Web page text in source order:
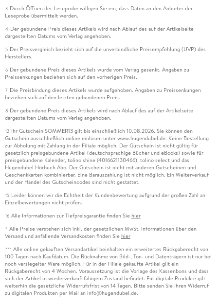
3 Durch Öffnen der Leseprobe willigen Sie ein, dass Daten an den Anbieter der
Leseprobe übermittelt werden.
4 Der gebundene Preis dieses Artikels wird nach Ablauf des auf der Artikelseite
dargestellten Datums vom Verlag angehoben.
5 Der Preisvergleich bezieht sich auf die unverbindliche Preisempfehlung (UVP) des
Herstellers.
6 Der gebundene Preis dieses Artikels wurde vom Verlag gesenkt. Angaben zu
Preissenkungen beziehen sich auf den vorherigen Preis.
7 Die Preisbindung dieses Artikels wurde aufgehoben. Angaben zu Preissenkungen
beziehen sich auf den letzten gebundenen Preis.
8 Der gebundene Preis dieses Artikels wird nach Ablauf des auf der Artikelseite
dargestellten Datums vom Verlag angehoben.
12 Ihr Gutschein SOMMER13 gilt bis einschließlich 10.08.2026. Sie können den
Gutschein ausschließlich online einlösen unter www.hugendubel.de. Keine Bestellung
zur Abholung mit Zahlung in der Filiale möglich. Der Gutschein ist nicht gültig für
gesetzlich preisgebundene Artikel (deutschsprachige Bücher und eBooks) sowie für
preisgebundene Kalender, tolino shine (4016621130466), tolino select und das
Hugendubel Hörbuch Abo. Der Gutschein ist nicht mit anderen Gutscheinen und
Geschenkkarten kombinierbar. Eine Barauszahlung ist nicht möglich. Ein Weiterverkauf
und der Handel des Gutscheincodes sind nicht gestattet.
15 Leider können wir die Echtheit der Kundenbewertung aufgrund der großen Zahl an
Einzelbewertungen nicht prüfen.
16 Alle Informationen zur Tiefpreisgarantie finden Sie hier
* Alle Preise verstehen sich inkl. der gesetzlichen MwSt. Informationen über den
Versand und anfallende Versandkosten finden Sie hier
*** Alle online gekauften Versandartikel beinhalten ein erweitertes Rückgaberecht von
100 Tagen nach Kaufdatum. Die Rücknahme von Bild-, Ton- und Datenträgern ist nur bei
noch versiegelter Ware möglich. Für in der Filiale gekaufte Artikel gilt ein
Rückgaberecht von 4 Wochen. Voraussetzung ist die Vorlage des Kassenbons und dass
sich der Artikel in wiederverkaufsfähigem Zustand befindet. Für digitale Produkte gilt
weiterhin die gesetzliche Widerrufsfrist von 14 Tagen. Bitte senden Sie Ihren Widerruf
zu digitalen Produkten per Mail an info@hugendubel.de.